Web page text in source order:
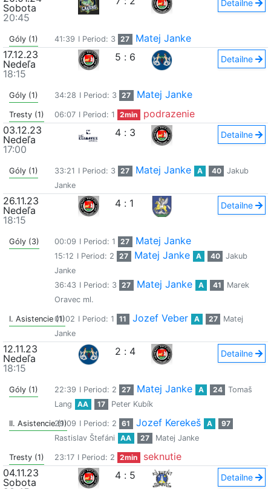
Sobota
20:45
Detailne
Góly (1) 41:39 I Period: 3 27
Matej Janke
17.12.23
Nedeľa
18:15
5 : 6 Detailne
Góly (1) 34:28 I Period: 3 27 Matej Janke
Tresty (1) 06:07 I Period: 1 2min
podrazenie
03.12.23
Nedeľa
17:00
4 : 3 Detailne
Góly (1) 33:21 I Period: 3 27 Matej Janke A 40
Jakub
Janke
26.11.23
Nedeľa
18:15
4 : 1 Detailne
Góly (3) 00:09 I Period: 1 27 Matej Janke
15:12 I Period: 2 27 Matej Janke A 40
Jakub
Janke
36:43 I Period: 3 27 Matej Janke A 41
Marek
Oravec ml.
I. Asistencie (1)01:02 I Period: 1 11 Jozef Veber A 27
Matej
Janke
12.11.23
Nedeľa
18:15
2 : 4 Detailne
Góly (1) 22:39 I Period: 2 27 Matej Janke A 24
Tomaš
Lang
AA 17 Peter Kubík
II. Asistencie (1)
29:09 I Period: 2 61 Jozef Kerekeš A
97
Rastislav Štefáni
AA 27 Matej Janke
Tresty (1) 23:17 I Period: 2 2min
seknutie
04.11.23
Sobota
4 : 5 Detailne